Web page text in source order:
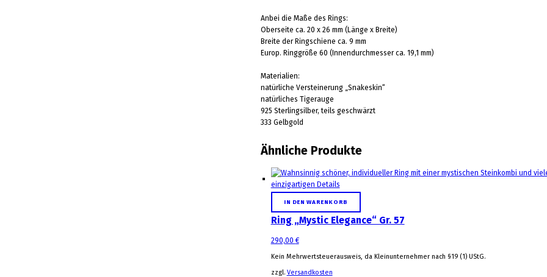
Anbei die Maße des Rings:
Oberseite ca. 20 x 26 mm (Länge x Breite)
Breite der Ringschiene ca. 9 mm
Europ. Ringgröße 60 (Innendurchmesser ca. 19,1 mm)
Materialien:
natürliche Versteinerung „Snakeskin“
natürliches Tigerauge
925 Sterlingsilber, teils geschwärzt
333 Gelbgold
Ähnliche Produkte
IN DEN WARENKORB
Ring „Mystic Elegance“ Gr. 57
290,00€
Kein Mehrwertsteuerausweis, da Kleinunternehmer nach §19 (1) UStG.
zzgl. Versandkosten